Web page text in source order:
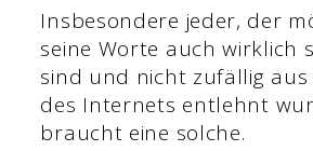
Insbesondere jeder, der
seine Worte auch wirklich
sind und nicht zufällig aus
des Internets entlehnt
braucht eine solche.